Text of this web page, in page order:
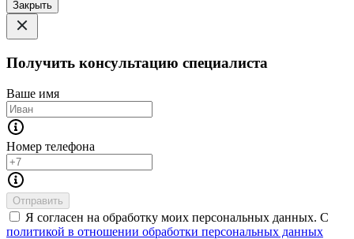
Закрыть
Получить консультацию специалиста
Ваше имя
Номер телефона
Отправить
Я согласен на обработку моих персональных данных. С
политикой в отношении обработки персональных данных